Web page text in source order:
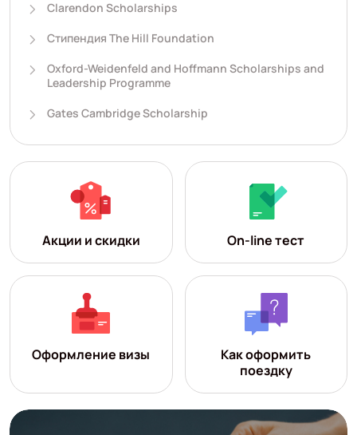
Clarendon Scholarships
Стипендия The Hill Foundation
Oxford-Weidenfeld and Hoffmann Scholarships and
Leadership Programme
Gates Cambridge Scholarship
Акции и скидки On-line тест
Оформление визы
Как оформить
поездку